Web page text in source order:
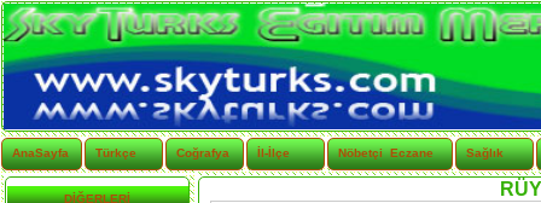
AnaSayfa Türkçe Coğrafya İl-İlçe Nöbetçi Eczane Sağlık
DİĞERLERİ